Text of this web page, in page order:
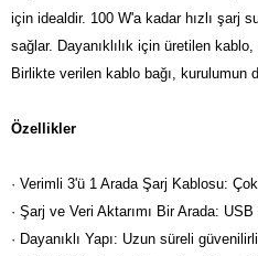
için idealdir. 100 W'a kadar hızlı şarj
sağlar. Dayanıklılık için üretilen
Birlikte verilen kablo bağı, kurulumun
Özellikler
· Verimli 3'ü 1 Arada Şarj Kablosu:
· Şarj ve Veri Aktarımı Bir Arada:
· Dayanıklı Yapı: Uzun süreli